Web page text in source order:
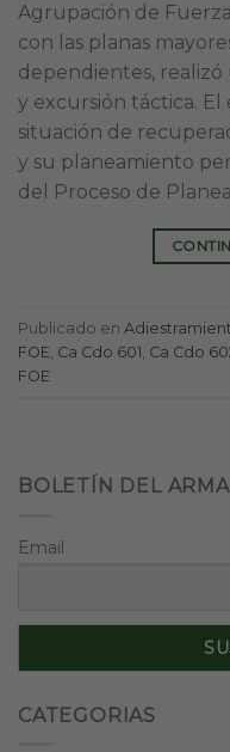
Agrupación de
con las planas
dependientes,
y excursión táctica. El
situación de
y su planeamiento
del Proceso de
Publicado en
FOE Ca Cdo 601 Ca Cdo
FOE
BOLETÍN DEL
Email
CATEGORIAS